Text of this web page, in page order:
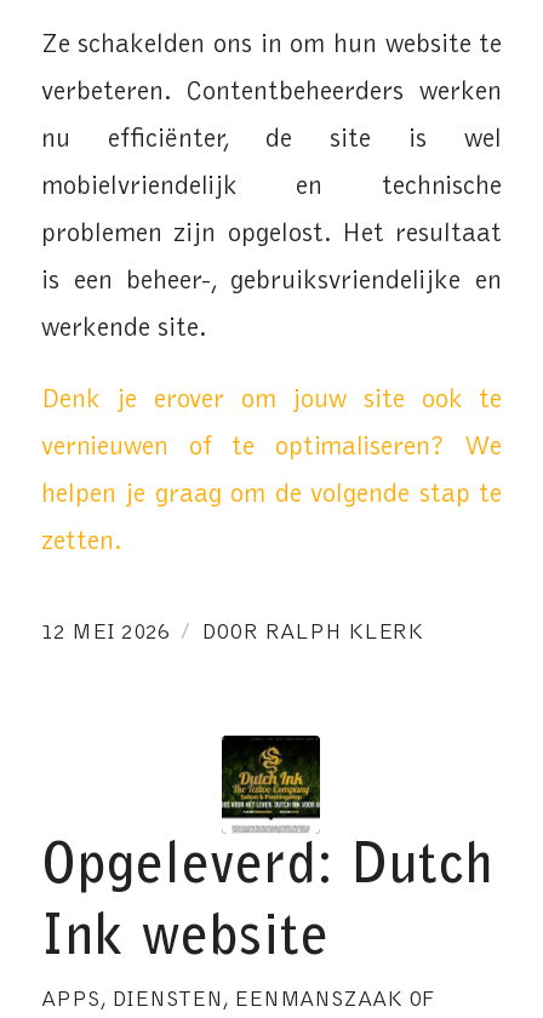
Ze schakelden ons in om hun website te
verbeteren. Contentbeheerders werken
nu efficiënter, de site is wel
mobielvriendelijk en technische
problemen zijn opgelost. Het resultaat
is een beheer-, gebruiksvriendelijke en
werkende site.
Denk je erover om jouw site ook te
vernieuwen of te optimaliseren? We
helpen je graag om de volgende stap te
zetten.
12 MEI 2026 / DOOR RALPH KLERK
Opgeleverd: Dutch
Ink website
APPS, DIENSTEN , EENMANSZAAK OF